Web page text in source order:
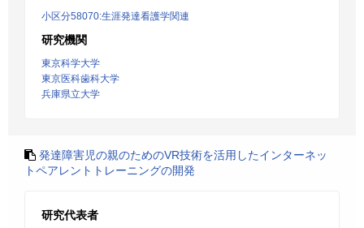
小区分58070:生涯発達看護学関連
研究機関
東京科学大学
東京医科歯科大学
兵庫県立大学
発達障害児の親のためのVR技術を活用したインターネッ
トペアレントトレーニングの開発
研究代表者